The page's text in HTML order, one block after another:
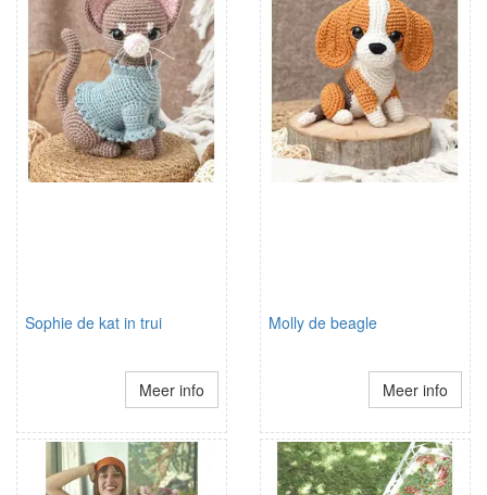
Sophie de kat in trui
Meer info
Molly de beagle
Meer info